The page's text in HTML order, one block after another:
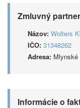
Zmluvný partner
Názov: Wolters
IČO: 31348262
Adresa:
Informácie o